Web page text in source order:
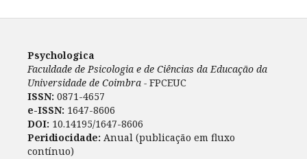
Psychologica
Faculdade de Psicologia e de Ciências da Educação da
Universidade de Coimbra - FPCEUC
ISSN: 0871-4657
e-ISSN: 1647-8606
DOI: 10.14195/1647-8606
Peridiocidade: Anual (publicação em fluxo
contínuo)